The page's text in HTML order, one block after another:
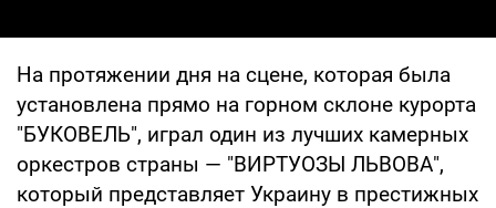
На протяжении дня на сцене, которая была
установлена прямо на горном склоне курорта
"БУКОВЕЛЬ", играл один из лучших камерных
оркестров страны — "ВИРТУОЗЫ ЛЬВОВА",
который представляет Украину в престижных